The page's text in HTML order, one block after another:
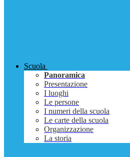
Scuola
Panoramica
Presentazione
I luoghi
Le persone
I numeri della scuola
Le carte della scuola
Organizzazione
La storia